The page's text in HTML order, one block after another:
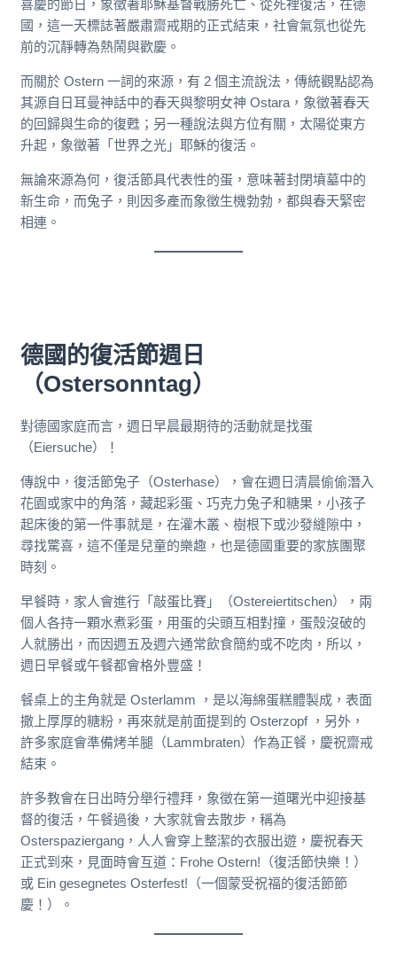
喜慶的節日，象徵著耶穌基督戰勝死亡、從死裡復活，在德
國，這一天標誌著嚴肅齋戒期的正式結束，社會氣氛也從先
前的沉靜轉為熱鬧與歡慶。
而關於 Ostern 一詞的來源，有 2 個主流說法，傳統觀點認為
其源自日耳曼神話中的春天與黎明女神 Ostara，象徵著春天
的回歸與生命的復甦；另一種說法與方位有關，太陽從東方
升起，象徵著「世界之光」耶穌的復活。
無論來源為何，復活節具代表性的蛋，意味著封閉墳墓中的
新生命，而兔子，則因多產而象徵生機勃勃，都與春天緊密
相連。
德國的復活節週日
（Ostersonntag）
對德國家庭而言，週日早晨最期待的活動就是找蛋
（Eiersuche）！
傳說中，復活節兔子（Osterhase），會在週日清晨偷偷潛入
花園或家中的角落，藏起彩蛋、巧克力兔子和糖果，小孩子
起床後的第一件事就是，在灌木叢、樹根下或沙發縫隙中，
尋找驚喜，這不僅是兒童的樂趣，也是德國重要的家族團聚
時刻。
早餐時，家人會進行「敲蛋比賽」（Ostereiertitschen），兩
個人各持一顆水煮彩蛋，用蛋的尖頭互相對撞，蛋殼沒破的
人就勝出，而因週五及週六通常飲食簡約或不吃肉，所以，
週日早餐或午餐都會格外豐盛！
餐桌上的主角就是 Osterlamm ，是以海綿蛋糕體製成，表面
撒上厚厚的糖粉，再來就是前面提到的 Osterzopf ，另外，
許多家庭會準備烤羊腿（Lammbraten）作為正餐，慶祝齋戒
結束。
許多教會在日出時分舉行禮拜，象徵在第一道曙光中迎接基
督的復活，午餐過後，大家就會去散步，稱為
Osterspaziergang，人人會穿上整潔的衣服出遊，慶祝春天
正式到來，見面時會互道：Frohe Ostern!（復活節快樂！）
或 Ein gesegnetes Osterfest!（一個蒙受祝福的復活節節
慶！）。